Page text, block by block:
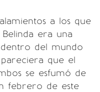
a los que
era una
dentro del mundo
que el
se esfumó de
febrero de este